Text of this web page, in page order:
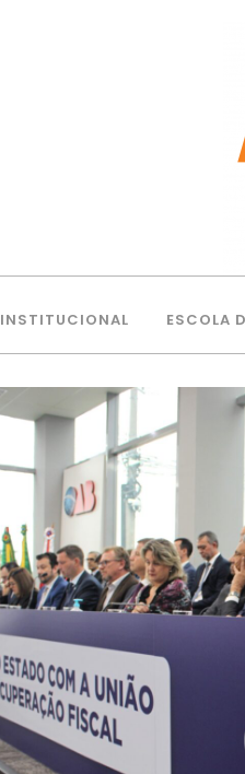
INSTITUCIONAL ESCOLA